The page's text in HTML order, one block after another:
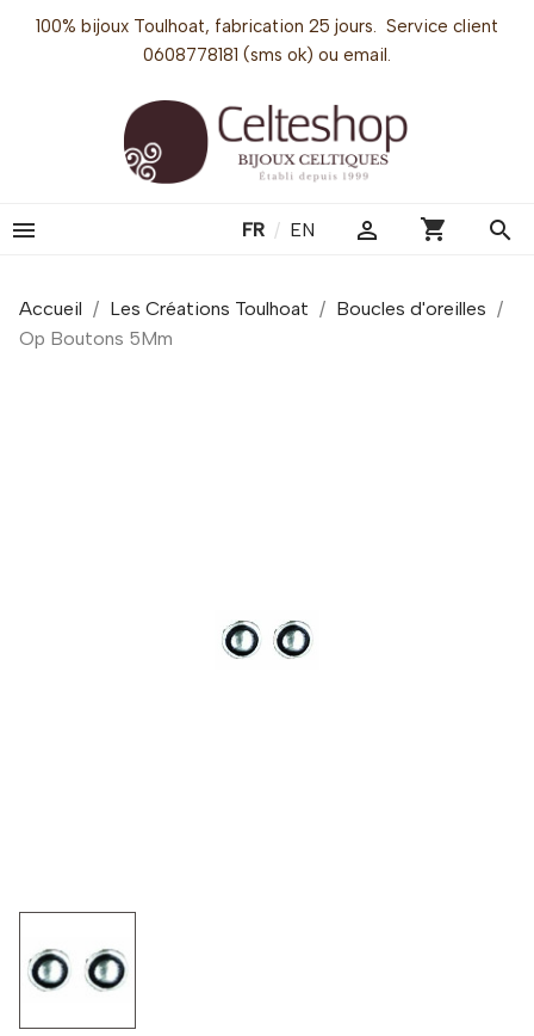
100% bijoux Toulhoat, fabrication 25 jours. Service client
0608778181 (sms ok) ou email.
 FR / EN  shopping_cart search
Accueil Les Créations Toulhoat
Boucles d'oreilles
Op Boutons 5Mm